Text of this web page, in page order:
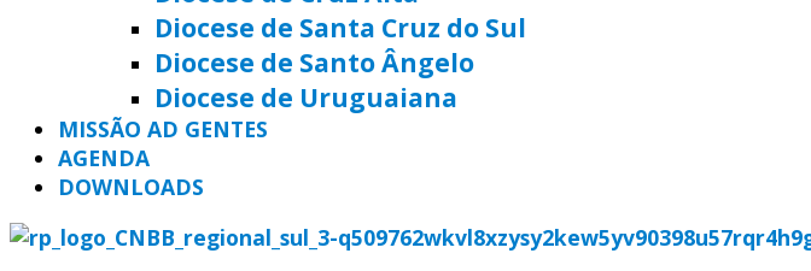
Diocese de Santa Cruz do Sul
Diocese de Santo Ângelo
Diocese de Uruguaiana
MISSÃO AD GENTES
AGENDA
DOWNLOADS